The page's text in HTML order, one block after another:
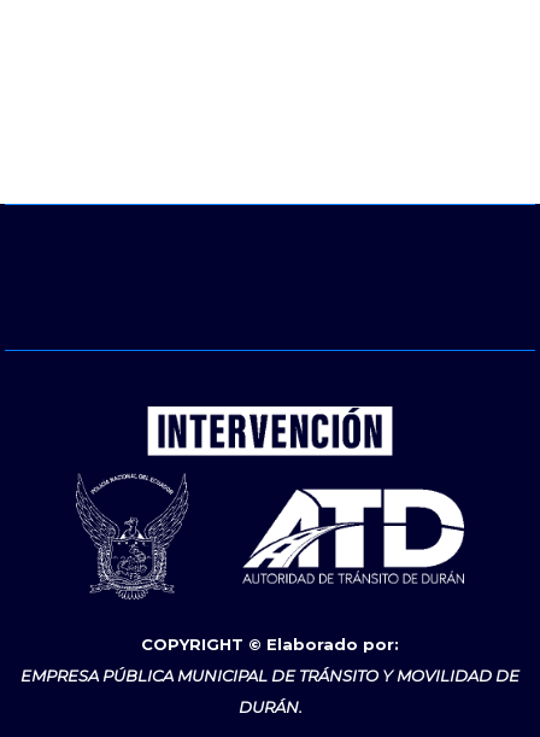
COPYRIGHT © Elaborado por:
EMPRESA PÚBLICA MUNICIPAL DE TRÁNSITO Y MOVILIDAD DE
DURÁN.